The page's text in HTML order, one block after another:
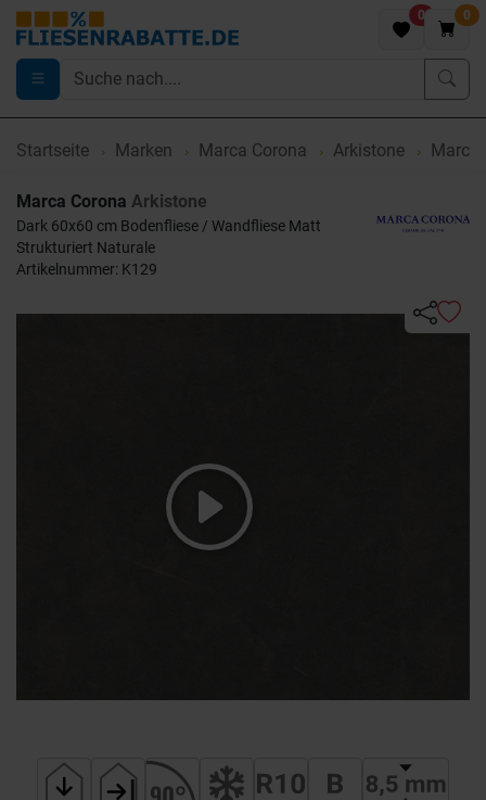
0 0
Startseite Marken Marca Corona Arkistone Marca
Marca Corona Arkistone
Dark 60x60 cm Bodenfliese / Wandfliese Matt
Strukturiert Naturale
Artikelnummer: K129